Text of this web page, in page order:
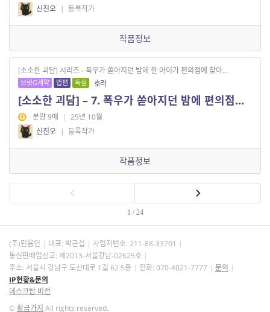
신진오 | 등록작가
작품정보
[소소한 괴담] 시리즈 - 폭우가 쏟아지던 밤에 한 아이가 편의점에 찾아...
브릿G계약 엽편 독점 호러
[소소한 괴담] – 7. 폭우가 쏟아지던 밤에 편의점을 찾아온 손님
분량 9매 | 25년 10월
신진오 | 등록작가
작품정보
1 / 24
(주)민음인 대표: 박근섭 사업자번호: 211-88-33701
통신판매업신고: 제2013-서울강남-02625호
주소: 서울시 강남구 도산대로 1길 62 5층
전화: 070-4021-7777
문의
IP현황&문의
데스크탑 버전
©황금가지 All rights reserved.